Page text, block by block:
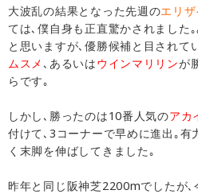
o
n
大波乱の結果となった先週のエリ
ては､僕自身も正直驚かされました
と思いますが､優勝候補と目されて
ムスメ､あるいはウインマリリンが
らです｡
しかし､勝ったのは10番人気のアカ
付けて､3コーナーで早めに進出｡有
く末脚を伸ばしてきました｡
昨年と同じ阪神芝2200mでしたが